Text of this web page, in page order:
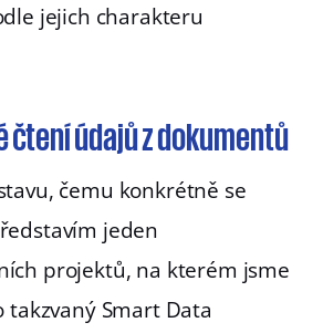
jejich charakteru
čtení údajů z dokumentů
čemu konkrétně se
jeden
projektů, na kterém jsme
takzvaný Smart Data